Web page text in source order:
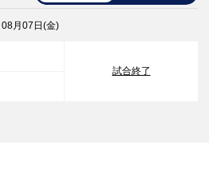
08月07日(金)
試合終了